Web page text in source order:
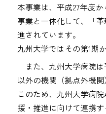
本事業は、平成27年度
事業と一体化して、「
進されています。
九州大学ではその第1期
また、九州大学病院
以外の機関（拠点外機
このため、九州大学病
援・推進に向けて連携